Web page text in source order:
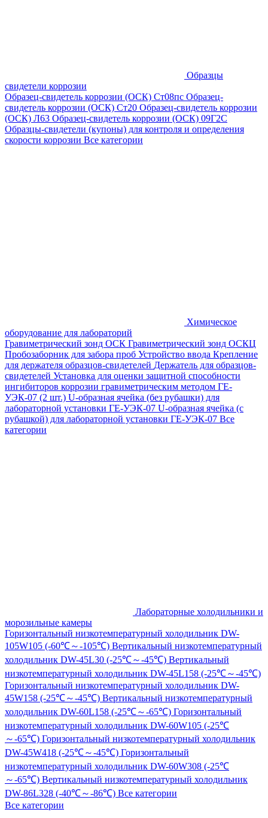
Образцы
свидетели коррозии
Образец-свидетель коррозии (ОСК) Ст08пс Образец-
свидетель коррозии (ОСК) Ст20 Образец-свидетель коррозии
(ОСК) Л63 Образец-свидетель коррозии (ОСК) 09Г2С
Образцы-свидетели (купоны) для контроля и определения
скорости коррозии Все категории
Химическое
оборудование для лабораторий
Гравиметрический зонд ОСК Гравиметрический зонд ОСКЦ
Пробозаборник для забора проб Устройство ввода Крепление
для держателя образцов-свидетелей Держатель для образцов-
свидетелей Установка для оценки защитной способности
ингибиторов коррозии гравиметрическим методом ГЕ-
УЭК-07 (2 шт.) U-образная ячейка (без рубашки) для
лабораторной установки ГЕ-УЭК-07 U-образная ячейка (с
рубашкой) для лабораторной установки ГЕ-УЭК-07 Все
категории
Лабораторные холодильники и
морозильные камеры
Горизонтальный низкотемпературный холодильник DW-
105W105 (-60℃～-105℃) Вертикальный низкотемпературный
холодильник DW-45L30 (-25℃～-45℃) Вертикальный
низкотемпературный холодильник DW-45L158 (-25℃～-45℃)
Горизонтальный низкотемпературный холодильник DW-
45W158 (-25℃～-45℃) Вертикальный низкотемпературный
холодильник DW-60L158 (-25℃～-65℃) Горизонтальный
низкотемпературный холодильник DW-60W105 (-25℃
～-65℃) Горизонтальный низкотемпературный холодильник
DW-45W418 (-25℃～-45℃) Горизонтальный
низкотемпературный холодильник DW-60W308 (-25℃
～-65℃) Вертикальный низкотемпературный холодильник
DW-86L328 (-40℃～-86℃) Все категории
Все категории